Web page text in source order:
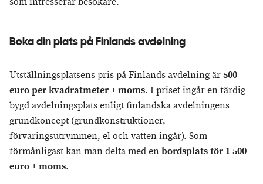
Boka din plats på Finlands avdelning
Utställningsplatsens pris på Finlands avdelning är500
euro per kvadratmeter + moms. I priset ingår en färdig
bygd avdelningsplats enligt finländska avdelningens
grundkoncept (grundkonstruktioner,
förvaringsutrymmen, el och vatten ingår). Som
förmånligast kan man delta med enbordsplats för 1 500
euro + moms.